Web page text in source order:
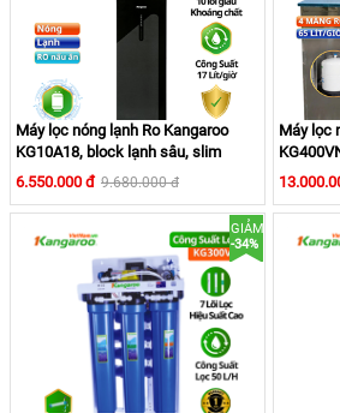
Máy lọc nước RO Kangaroo KG110
cho lấy nước uống liên tục, khoảng 5-
Máy lọc nóng lạnh Ro Kangaroo
KG10A18, block lạnh sâu, slim
6.550.000 đ 9.680.000 đ
Máy lọc
GIẢM
-34%